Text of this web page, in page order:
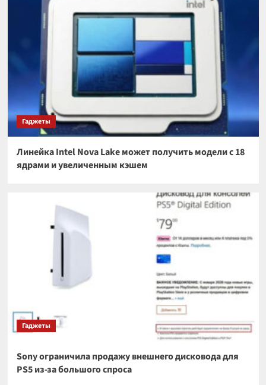
Гаджеты
Линейка Intel Nova Lake может получить модели с 18
ядрами и увеличенным кэшем
Гаджеты
Sony ограничила продажу внешнего дисковода для
PS5 из-за большого спроса